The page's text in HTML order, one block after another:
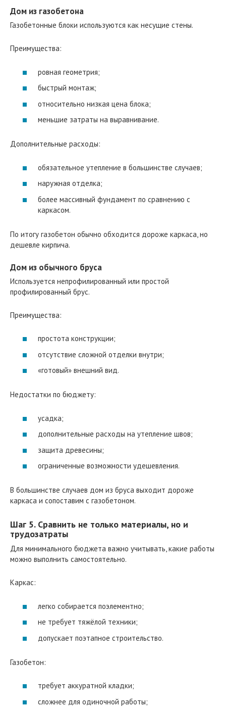
Дом из газобетона
Газобетонные блоки используются как несущие стены.
Преимущества:
ровная геометрия;
быстрый монтаж;
относительно низкая цена блока;
меньшие затраты на выравнивание.
Дополнительные расходы:
обязательное утепление в большинстве случаев;
наружная отделка;
более массивный фундамент по сравнению с
каркасом.
По итогу газобетон обычно обходится дороже каркаса, но
дешевле кирпича.
Дом из обычного бруса
Используется непрофилированный или простой
профилированный брус.
Преимущества:
простота конструкции;
отсутствие сложной отделки внутри;
«готовый» внешний вид.
Недостатки по бюджету:
усадка;
дополнительные расходы на утепление швов;
защита древесины;
ограниченные возможности удешевления.
В большинстве случаев дом из бруса выходит дороже
каркаса и сопоставим с газобетоном.
Шаг 5. Сравнить не только материалы, но и
трудозатраты
Для минимального бюджета важно учитывать, какие работы
можно выполнить самостоятельно.
Каркас:
легко собирается поэлементно;
не требует тяжёлой техники;
допускает поэтапное строительство.
Газобетон:
требует аккуратной кладки;
сложнее для одиночной работы;